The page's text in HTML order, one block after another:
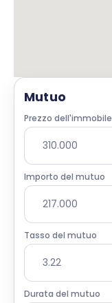
Mutuo
Prezzo dell'immobile
Importo del mutuo
Tasso del mutuo
Durata del mutuo